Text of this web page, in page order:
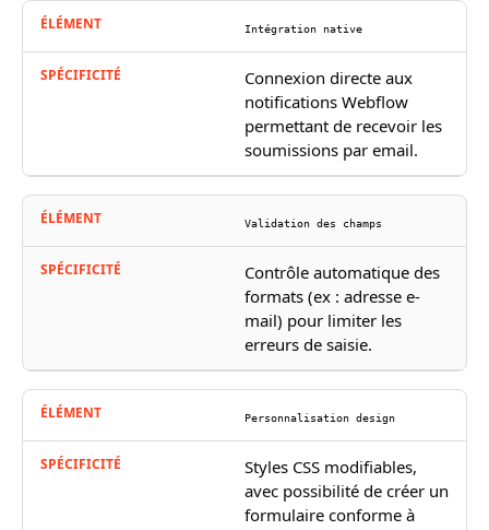
Intégration native
Connexion directe aux
notifications Webflow
permettant de recevoir les
soumissions par email.
Validation des champs
Contrôle automatique des
formats (ex : adresse e-
mail) pour limiter les
erreurs de saisie.
Personnalisation design
Styles CSS modifiables,
avec possibilité de créer un
formulaire conforme à